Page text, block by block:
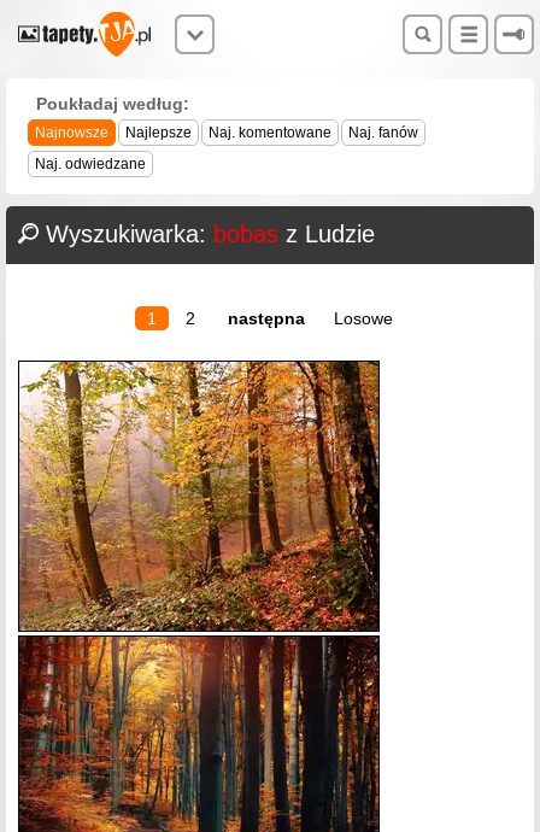
Poukładaj według:
Najnowsze Najlepsze Naj. komentowane
Naj. fanów
Naj. odwiedzane
Wyszukiwarka: bobas z Ludzie
1 2 następna Losowe